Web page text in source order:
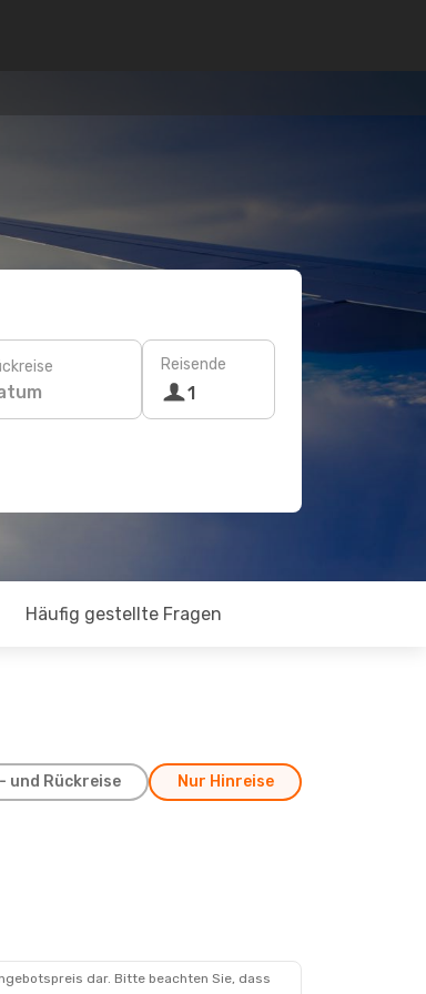
Reisende
1
Häufig gestellte Fragen
und Rückreise Nur Hinreise
dar. Bitte beachten Sie, dass